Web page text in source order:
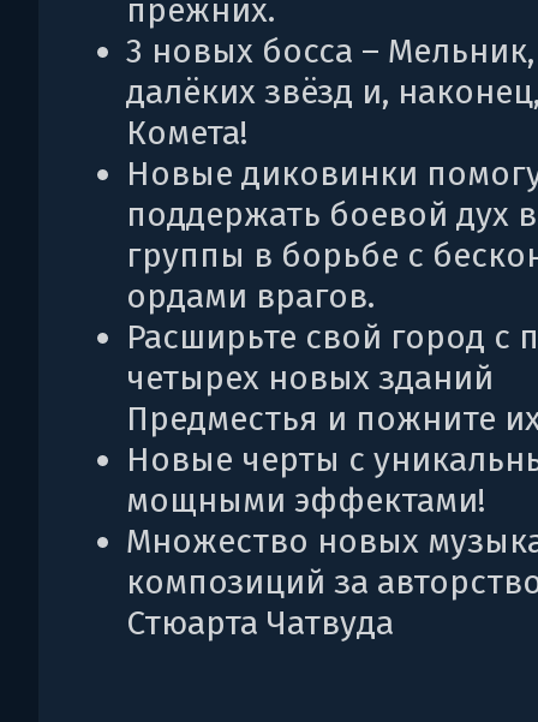
прежних.
3 новых босса –
далёких звёзд и,
Комета!
Новые диковинки
поддержать боевой дух
группы в борьбе с
ордами врагов.
Расширьте свой город
четырех новых зданий
Предместья и пожните
Новые черты с
мощными эффектами!
Множество новых
композиций за
Стюарта Чатвуда